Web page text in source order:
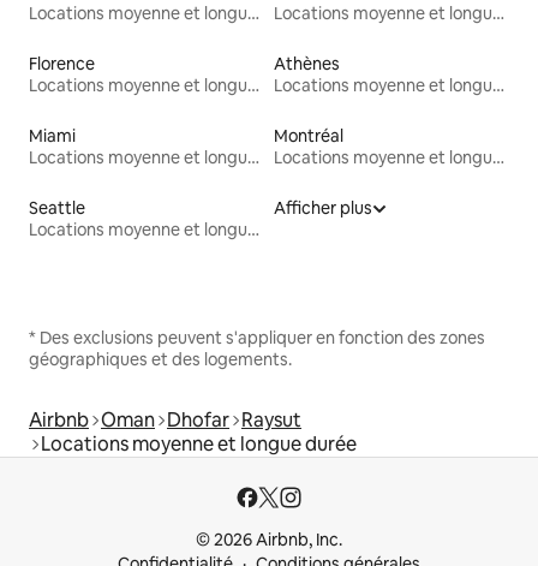
Locations moyenne et longue durée
Locations moyenne et longue durée
Florence
Locations moyenne et longue durée
Athènes
Locations moyenne et longue durée
Miami
Locations moyenne et longue durée
Montréal
Locations moyenne et longue durée
Seattle
Locations moyenne et longue durée
Afficher plus
* Des exclusions peuvent s'appliquer en fonction des zones
géographiques et des logements.
Airbnb Oman Dhofar Raysut
Locations moyenne et longue durée
© 2026 Airbnb, Inc.